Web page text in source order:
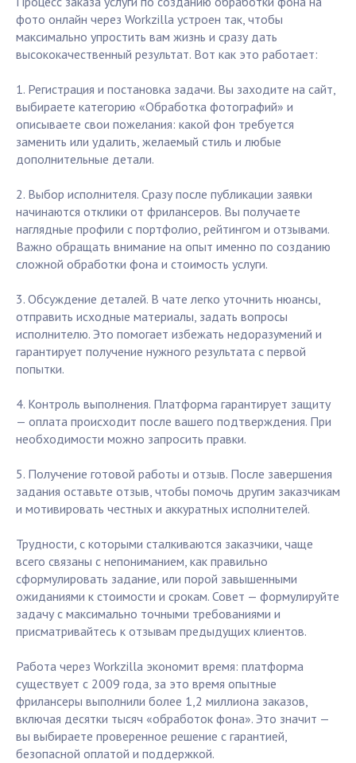
фото онлайн через Workzilla устроен так, чтобы
максимально упростить вам жизнь и сразу дать
высококачественный результат. Вот как это работает:
1. Регистрация и постановка задачи. Вы заходите на сайт,
выбираете категорию «Обработка фотографий» и
описываете свои пожелания: какой фон требуется
заменить или удалить, желаемый стиль и любые
дополнительные детали.
2. Выбор исполнителя. Сразу после публикации заявки
начинаются отклики от фрилансеров. Вы получаете
наглядные профили с портфолио, рейтингом и отзывами.
Важно обращать внимание на опыт именно по созданию
сложной обработки фона и стоимость услуги.
3. Обсуждение деталей. В чате легко уточнить нюансы,
отправить исходные материалы, задать вопросы
исполнителю. Это помогает избежать недоразумений и
гарантирует получение нужного результата с первой
попытки.
4. Контроль выполнения. Платформа гарантирует защиту
— оплата происходит после вашего подтверждения. При
необходимости можно запросить правки.
5. Получение готовой работы и отзыв. После завершения
задания оставьте отзыв, чтобы помочь другим заказчикам
и мотивировать честных и аккуратных исполнителей.
Трудности, с которыми сталкиваются заказчики, чаще
всего связаны с непониманием, как правильно
сформулировать задание, или порой завышенными
ожиданиями к стоимости и срокам. Совет — формулируйте
задачу с максимально точными требованиями и
присматривайтесь к отзывам предыдущих клиентов.
Работа через Workzilla экономит время: платформа
существует с 2009 года, за это время опытные
фрилансеры выполнили более 1,2 миллиона заказов,
включая десятки тысяч «обработок фона». Это значит —
вы выбираете проверенное решение с гарантией,
безопасной оплатой и поддержкой.